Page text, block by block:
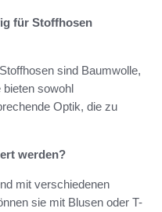
für Stoffhosen
sind Baumwolle,
bieten sowohl
Optik, die zu
werden?
mit verschiedenen
sie mit Blusen oder T-